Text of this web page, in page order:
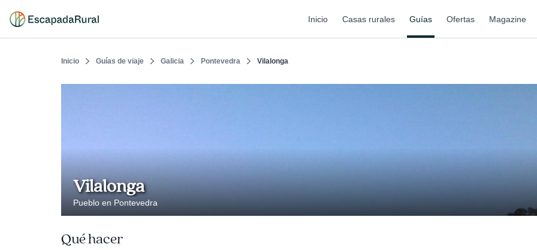
Inicio Casas rurales Guías Ofertas Magazine
Inicio Guías de viaje Galicia Pontevedra Vilalonga
Vilalonga
Pueblo en Pontevedra
Qué hacer